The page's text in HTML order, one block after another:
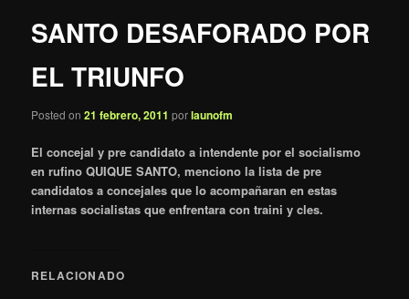
SANTO DESAFORADO POR
EL TRIUNFO
Posted on21 febrero, 2011 porlaunofm
El concejal y pre candidato a intendente por el socialismo
en rufino QUIQUE SANTO, menciono la lista de pre
candidatos a concejales que lo acompañaran en estas
internas socialistas que enfrentara con traini y cles.
RELACIONADO